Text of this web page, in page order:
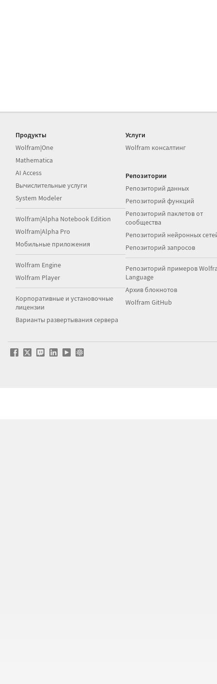
Продукты
Wolfram|One
Mathematica
AI Access
Вычислительные услуги
System Modeler
Wolfram|Alpha Notebook Edition
Wolfram|Alpha Pro
Мобильные приложения
Wolfram Engine
Wolfram Player
Корпоративные и установочные
лицензии
Варианты развертывания сервера
Услуги
Wolfram консалтинг
Репозитории
Репозиторий данных
Репозиторий функций
Репозиторий паклетов от
сообщества
Репозиторий нейронных
Репозиторий запросов
Репозиторий примеров
Language
Архив блокнотов
Wolfram GitHub